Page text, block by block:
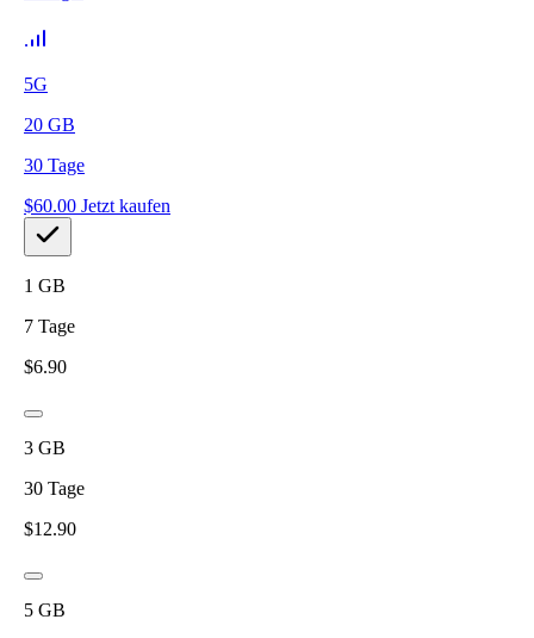
5G
20 GB
30 Tage
$60.00 Jetzt kaufen
1 GB
7 Tage
$6.90
3 GB
30 Tage
$12.90
5 GB